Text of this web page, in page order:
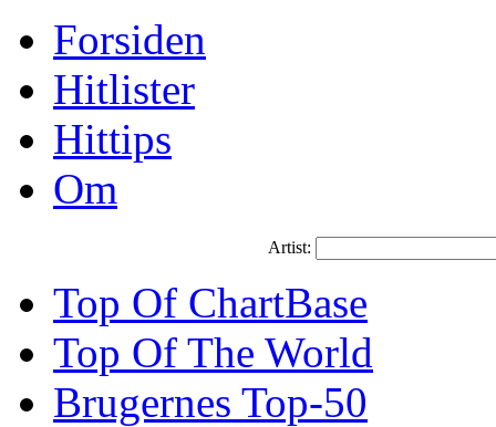
Forsiden
Hitlister
Hittips
Om
Artist:
Top Of ChartBase
Top Of The World
Brugernes Top-50